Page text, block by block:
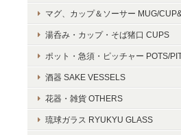
マグ、カップ＆ソーサー MUG/
湯呑み・カップ・そば猪口 CUPS
ポット・急須・ピッチャー POTS/
酒器 SAKE VESSELS
花器・雑貨 OTHERS
琉球ガラス RYUKYU GLASS